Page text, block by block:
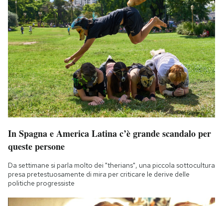
In Spagna e America Latina c’è grande scandalo per
queste persone
Da settimane si parla molto dei "therians", una piccola sottocultura
presa pretestuosamente di mira per criticare le derive delle
politiche progressiste